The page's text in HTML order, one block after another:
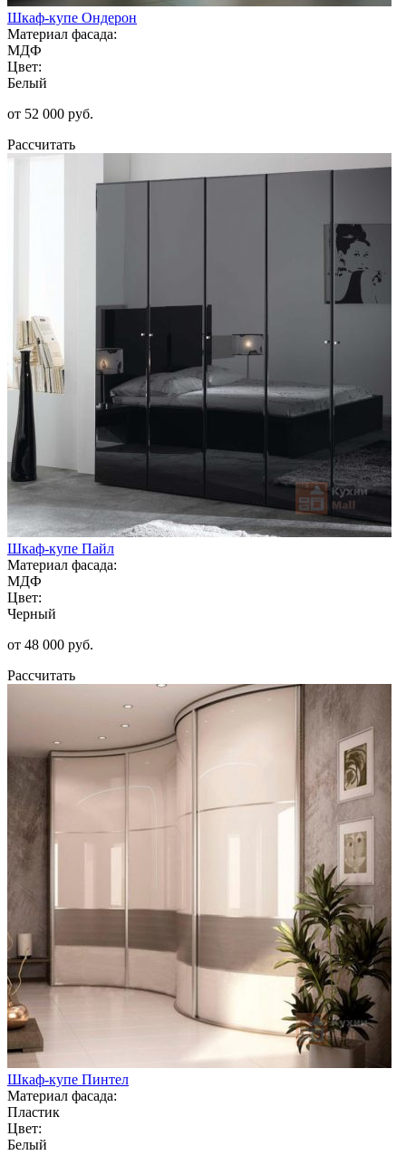
Шкаф-купе Ондерон
Материал фасада:
МДФ
Цвет:
Белый
от 52 000 руб.
Рассчитать
Шкаф-купе Пайл
Материал фасада:
МДФ
Цвет:
Черный
от 48 000 руб.
Рассчитать
Шкаф-купе Пинтел
Материал фасада:
Пластик
Цвет:
Белый